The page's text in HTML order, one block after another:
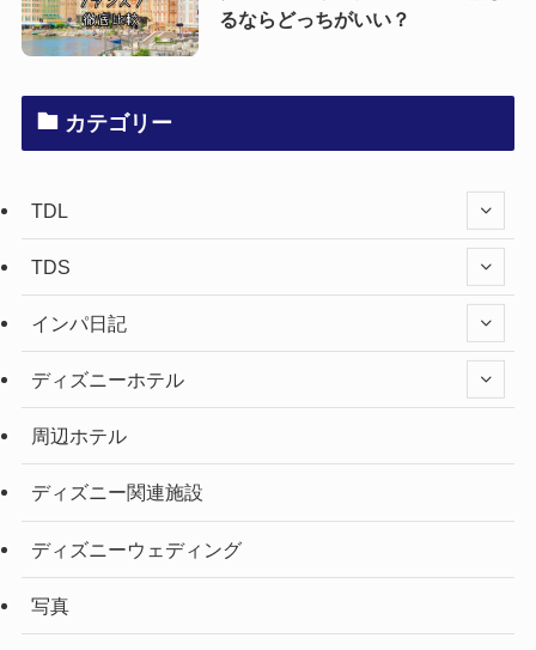
るならどっちがいい？
カテゴリー
TDL
TDS
インパ日記
ディズニーホテル
周辺ホテル
ディズニー関連施設
ディズニーウェディング
写真